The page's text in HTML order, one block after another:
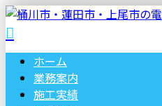
ホーム
業務案内
施工実績